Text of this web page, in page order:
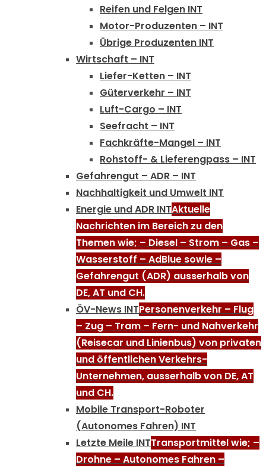
Reifen und Felgen INT
Motor-Produzenten – INT
Übrige Produzenten INT
Wirtschaft – INT
Liefer-Ketten – INT
Güterverkehr – INT
Luft-Cargo – INT
Seefracht – INT
Fachkräfte-Mangel – INT
Rohstoff- & Lieferengpass – INT
Gefahrengut – ADR – INT
Nachhaltigkeit und Umwelt INT
Energie und ADR INTAktuelle
Nachrichten im Bereich zu den
Themen wie; – Diesel – Strom – Gas –
Wasserstoff – AdBlue sowie –
Gefahrengut (ADR) ausserhalb von
DE, AT und CH.
ÖV-News INTPersonenverkehr – Flug
– Zug – Tram – Fern- und Nahverkehr
(Reisecar und Linienbus) von privaten
und öffentlichen Verkehrs-
Unternehmen, ausserhalb von DE, AT
und CH.
Mobile Transport-Roboter
(Autonomes Fahren) INT
Letzte Meile INTTransportmittel wie; –
Drohne – Autonomes Fahren –